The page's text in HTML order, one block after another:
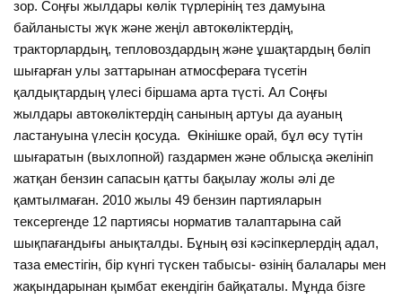
зор. Соңғы жылдары көлік түрлерінің тез дамуына
байланысты жүк және жеңіл автокөліктердің,
тракторлардың, тепловоздардың және ұшақтардың бөліп
шығарған улы заттарынан атмосфераға түсетін
қалдықтардың үлесі біршама арта түсті. Ал Соңғы
жылдары автокөліктердің санының артуы да ауаның
ластануына үлесін қосуда. Өкінішке орай, бұл өсу түтін
шығаратын (выхлопной) газдармен және облысқа әкелініп
жатқан бензин сапасын қатты бақылау жолы әлі де
қамтылмаған. 2010 жылы 49 бензин партияларын
тексергенде 12 партиясы норматив талаптарына сай
шықпағандығы анықталды. Бұның өзі кәсіпкерлердің адал,
таза еместігін, бір күнгі түскен табысы- өзінің балалары мен
жақындарынан қымбат екендігін байқаталы. Мұнда бізге